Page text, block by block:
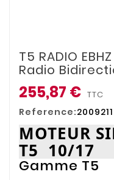
T5 RADIO
Radio
255,87 € TTC
Reference:2009211
MOTEUR
T5 10/17
Gamme T5